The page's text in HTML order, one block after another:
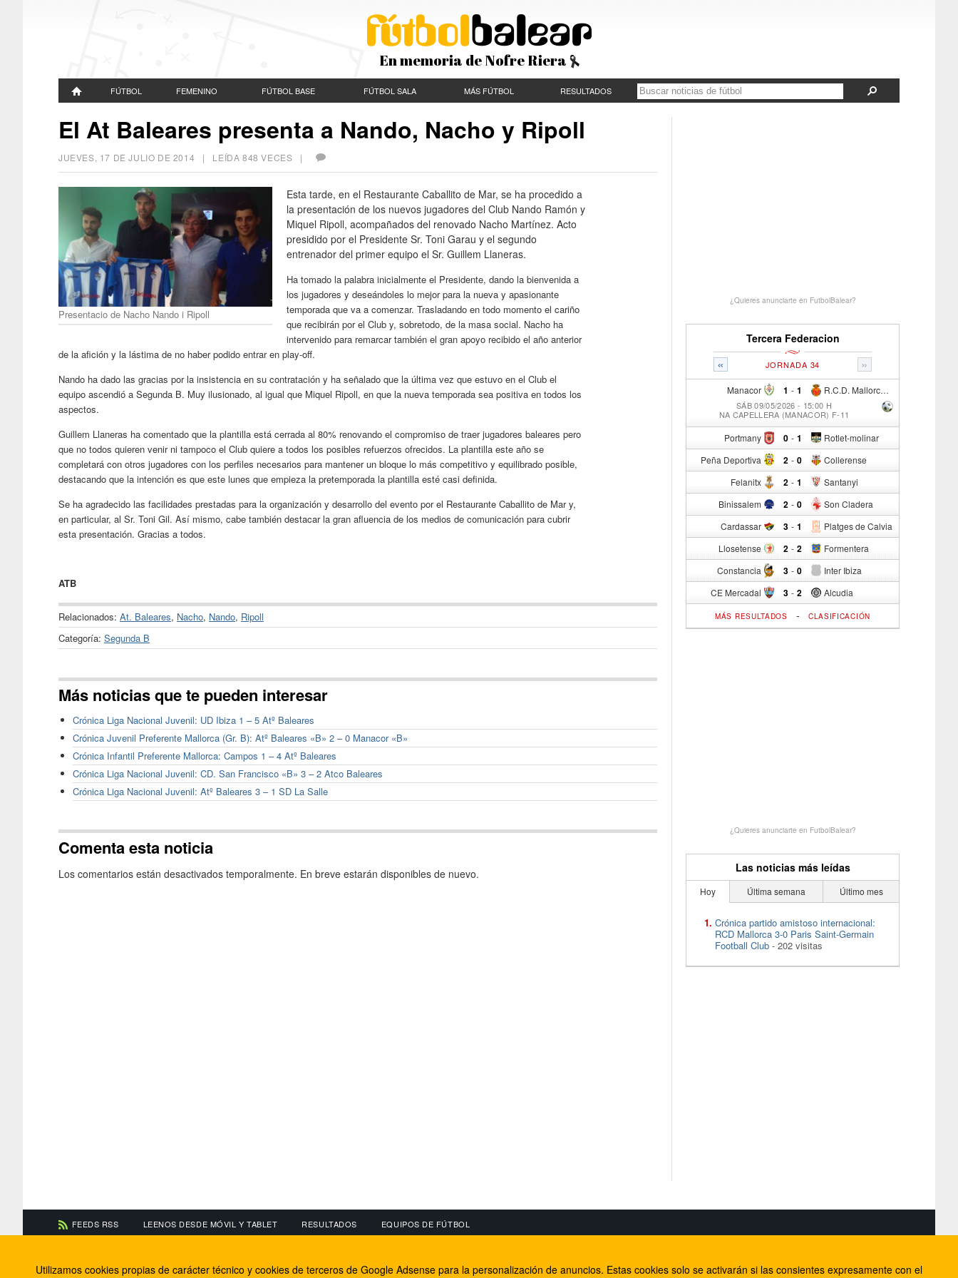
En memoria de Nofre Riera
FÚTBOL FEMENINO FÚTBOL BASE FÚTBOL SALA MÁS FÚTBOL RESULTADOS
El At Baleares presenta a Nando, Nacho y Ripoll
JUEVES, 17 DE JULIO DE 2014 | LEÍDA 848 VECES |
Presentacio de Nacho Nando i Ripoll
Esta tarde, en el Restaurante Caballito de Mar, se ha procedido a
la presentación de los nuevos jugadores del Club Nando Ramón y
Miquel Ripoll, acompañados del renovado Nacho Martínez. Acto
presidido por el Presidente Sr. Toni Garau y el segundo
entrenador del primer equipo el Sr. Guillem Llaneras.
Ha tomado la palabra inicialmente el Presidente, dando la bienvenida a
los jugadores y deseándoles lo mejor para la nueva y apasionante
temporada que va a comenzar. Trasladando en todo momento el cariño
que recibirán por el Club y, sobretodo, de la masa social. Nacho ha
intervenido para remarcar también el gran apoyo recibido el año anterior
de la afición y la lástima de no haber podido entrar en play-off.
Nando ha dado las gracias por la insistencia en su contratación y ha señalado que la última vez que estuvo en el Club el
equipo ascendió a Segunda B. Muy ilusionado, al igual que Miquel Ripoll, en que la nueva temporada sea positiva en todos los
aspectos.
Guillem Llaneras ha comentado que la plantilla está cerrada al 80% renovando el compromiso de traer jugadores baleares pero
que no todos quieren venir ni tampoco el Club quiere a todos los posibles refuerzos ofrecidos. La plantilla este año se
completará con otros jugadores con los perfiles necesarios para mantener un bloque lo más competitivo y equilibrado posible,
destacando que la intención es que este lunes que empieza la pretemporada la plantilla esté casi definida.
Se ha agradecido las facilidades prestadas para la organización y desarrollo del evento por el Restaurante Caballito de Mar y,
en particular, al Sr. Toni Gil. Así mismo, cabe también destacar la gran afluencia de los medios de comunicación para cubrir
esta presentación. Gracias a todos.
ATB
Relacionados: At. Baleares, Nacho, Nando, Ripoll
Categoría: Segunda B
Más noticias que te pueden interesar
Crónica Liga Nacional Juvenil: UD Ibiza 1 – 5 Atº Baleares
Crónica Juvenil Preferente Mallorca (Gr. B): Atº Baleares «B» 2 – 0 Manacor «B»
Crónica Infantil Preferente Mallorca: Campos 1 – 4 Atº Baleares
Crónica Liga Nacional Juvenil: CD. San Francisco «B» 3 – 2 Atco Baleares
Crónica Liga Nacional Juvenil: Atº Baleares 3 – 1 SD La Salle
Comenta esta noticia
Los comentarios están desactivados temporalmente. En breve estarán disponibles de nuevo.
¿Quieres anunciarte en FutbolBalear?
Tercera Federacion
« »
JORNADA 34
Manacor 1 - R.C.D. Mallorca Sad "B"
1
SÁB 09/05/2026 - 15:00 H
NA CAPELLERA (MANACOR) F-11
Portmany 0 - Rotlet-molinar
1
Peña Deportiva 2 - Collerense
0
Felanitx 2 - Santanyi
1
Binissalem 2 - Son Cladera
0
Cardassar 3 - Platges de Calvia
1
Llosetense 2 - Formentera
2
Constancia 3 - Inter Ibiza
0
CE Mercadal 3 - Alcudia
2
MÁS RESULTADOS - CLASIFICACIÓN
¿Quieres anunciarte en FutbolBalear?
Las noticias más leídas
Hoy Última semana Último mes
Crónica partido amistoso internacional:
RCD Mallorca 3-0 Paris Saint-Germain
Football Club - 202 visitas
FEEDS RSS LEENOS DESDE MÓVIL Y TABLET RESULTADOS EQUIPOS DE FÚTBOL
Información de contacto
El equipo de FútbolBalear
Facebook
Internet Rural Mallorca
Utilizamos cookies propias de carácter técnico y cookies de terceros de Google Adsense para la personalización de anuncios. Estas cookies solo se activarán si las consientes expresamente con el